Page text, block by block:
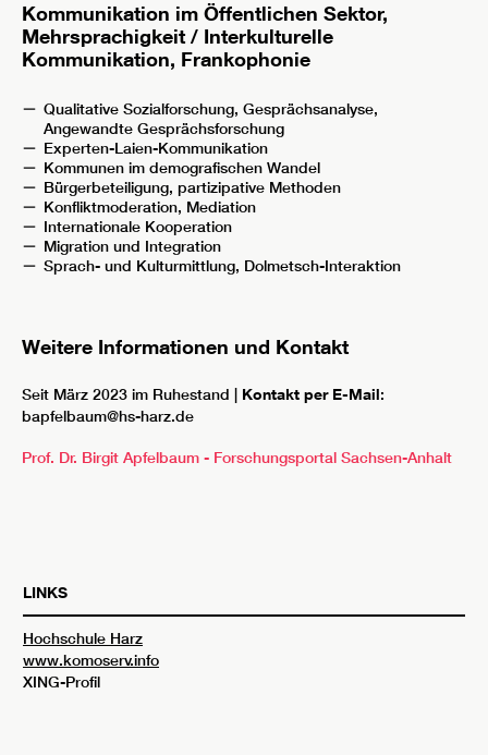
Kommunikation im Öffentlichen Sektor,
Mehrsprachigkeit / Interkulturelle
Kommunikation, Frankophonie
Qualitative Sozialforschung, Gesprächsanalyse,
Angewandte Gesprächsforschung
Experten-Laien-Kommunikation
Kommunen im demografischen Wandel
Bürgerbeteiligung, partizipative Methoden
Konfliktmoderation, Mediation
Internationale Kooperation
Migration und Integration
Sprach- und Kulturmittlung, Dolmetsch-Interaktion
Weitere Informationen und Kontakt
Seit März 2023 im Ruhestand | Kontakt per E-Mail:
bapfelbaum@hs-harz.de
Prof. Dr. Birgit Apfelbaum - Forschungsportal Sachsen-Anhalt
LINKS
Hochschule Harz
www.komoserv.info
XING-Profil